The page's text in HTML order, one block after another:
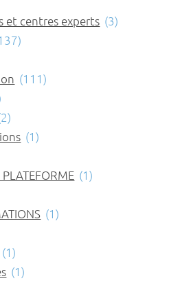
et centres experts (3)
(111)
(1)
PLATEFORME (1)
(1)
(1)
(1)